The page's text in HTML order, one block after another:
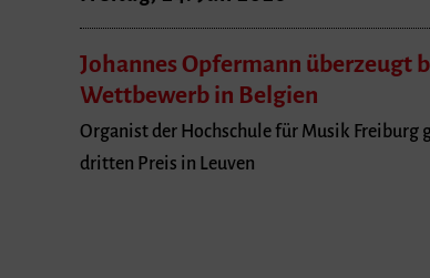
Johannes Opfermann überzeugt
Wettbewerb in Belgien
Organist der Hochschule für Musik Freiburg
dritten Preis in Leuven